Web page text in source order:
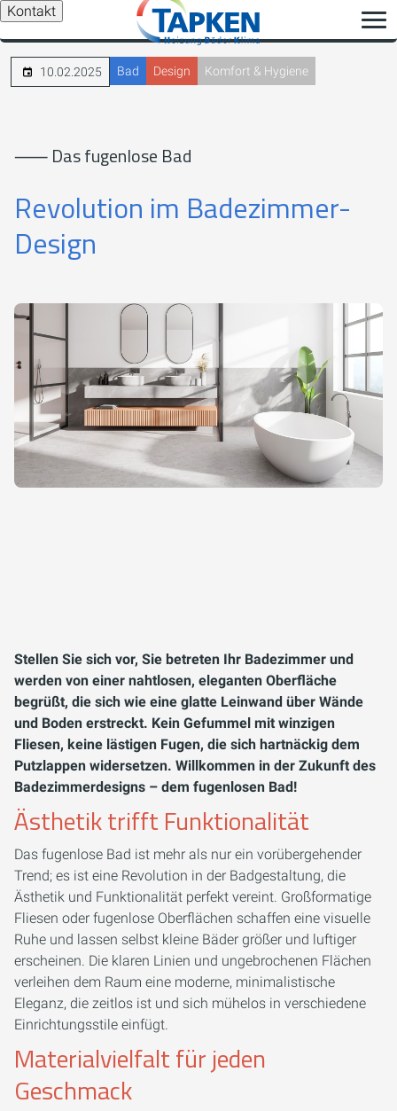
Kontakt
10.02.2025 Bad Design Komfort & Hygiene
⸺ Das fugenlose Bad
Revolution im Badezimmer-
Design
Stellen Sie sich vor, Sie betreten Ihr Badezimmer und
werden von einer nahtlosen, eleganten Oberfläche
begrüßt, die sich wie eine glatte Leinwand über Wände
und Boden erstreckt. Kein Gefummel mit winzigen
Fliesen, keine lästigen Fugen, die sich hartnäckig dem
Putzlappen widersetzen. Willkommen in der Zukunft des
Badezimmerdesigns – dem fugenlosen Bad!
Ästhetik trifft Funktionalität
Das fugenlose Bad ist mehr als nur ein vorübergehender
Trend; es ist eine Revolution in der Badgestaltung, die
Ästhetik und Funktionalität perfekt vereint. Großformatige
Fliesen oder fugenlose Oberflächen schaffen eine visuelle
Ruhe und lassen selbst kleine Bäder größer und luftiger
erscheinen. Die klaren Linien und ungebrochenen Flächen
verleihen dem Raum eine moderne, minimalistische
Eleganz, die zeitlos ist und sich mühelos in verschiedene
Einrichtungsstile einfügt.
Materialvielfalt für jeden
Geschmack